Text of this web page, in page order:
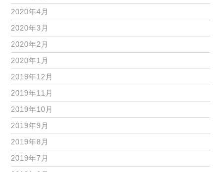
2020年4月
2020年3月
2020年2月
2020年1月
2019年12月
2019年11月
2019年10月
2019年9月
2019年8月
2019年7月